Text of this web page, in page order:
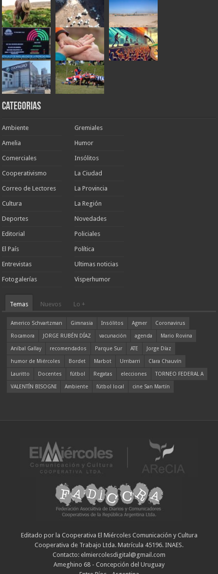
Categorias
Ambiente
Amelia
Comerciales
Cooperativismo
Correo de Lectores
Cultura
Deportes
Editorial
El País
Entrevistas
Fotogalerías
Gremiales
Humor
Insólitos
La Ciudad
La Provincia
La Región
Novedades
Policiales
Política
Ultimas noticias
Visperhumor
Temas Nuevos Lo +
Americo Schvartzman Gimnasia Insólitos Agmer
Coronavirus
Rocamora
JORGE RUBÉN DÍAZ vacunación agenda
Mario Rovina
Aníbal Gallay
recomendados Parque Sur ATE
Jorge Díaz
humor de Miércoles
Bordet Marbot Urribarri
Clara Chauvín
Lauritto
Docentes fútbol Regatas elecciones
TORNEO FEDERAL A
VALENTÍN BISOGNI
Ambiente fútbol local cine San Martín
Editado por la Cooperativa El Miércoles Comunicación y Cultura
Cooperativa de Trabajo Ltda. Matrícula 45196. INAES.
Contacto: elmiercolesdigital@gmail.com
Ameghino 68 - Concepción del Uruguay